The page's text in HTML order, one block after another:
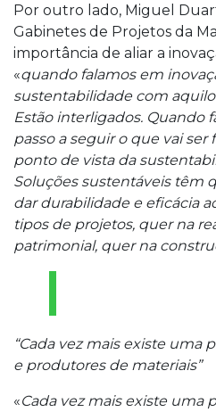
Por outro lado, Miguel
Gabinetes de Projetos da
importância de aliar a
«quando falamos em
sustentabilidade com
Estão interligados. Quando
passo a seguir o que vai
ponto de vista da
Soluções sustentáveis têm
dar durabilidade e eficácia
tipos de projetos, quer na
patrimonial, quer na
“Cada vez mais existe uma
e produtores de materiais”
«Cada vez mais existe uma